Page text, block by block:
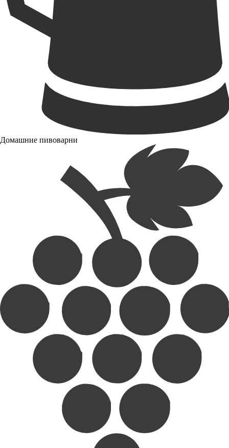
Домашние пивоварни